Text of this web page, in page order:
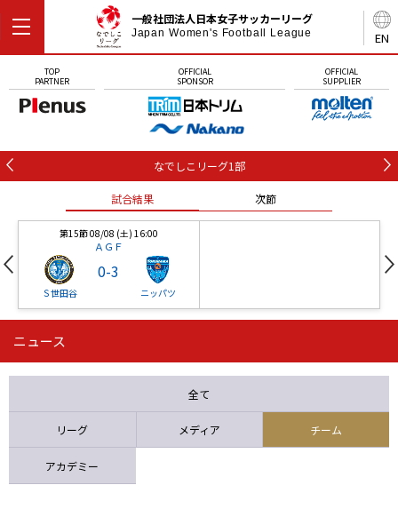
EN
一般社団法人日本女子サッカーリーグ
Japan Women's Football League
TOP
PARTNER
OFFICIAL
SPONSOR
OFFICIAL
SUPPLIER
なでしこリーグ1部
試合結果 次節
第15節 08/08 (土) 16:00
ＡＧＦ
Ｓ世田谷
0-3
ニッパツ
第16節 09/05 (土) 15:00
ニッパツ 石人の星
ニュース
全て
リーグ メディア チーム
アカデミー